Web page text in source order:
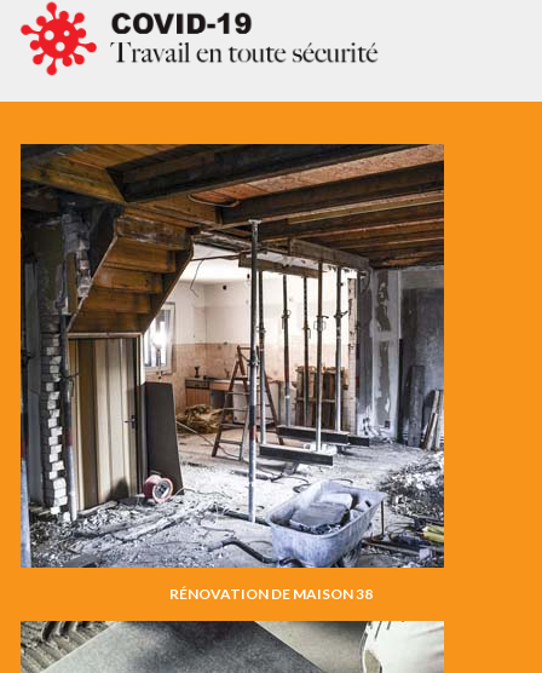
RÉNOVATION DE MAISON 38